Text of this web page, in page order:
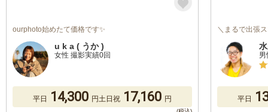
ourphoto始めたて価格です✨
u k a ( うか )
女性 撮影実績0回
平日 14,300 円土日祝 17,160 円
＼まるで出張
平日